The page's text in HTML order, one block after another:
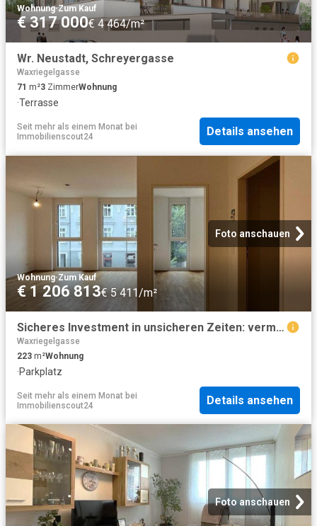
Wohnung·Zum Kauf
€ 317 000€ 4 464/m²
Wr. Neustadt, Schreyergasse
Waxriegelgasse
71 m²3 ZimmerWohnung
·Terrasse
Seit mehr als einem Monat bei
Immobilienscout24
Details ansehen
Foto anschauen
Wohnung·Zum Kauf
€ 1 206 813€ 5 411/m²
Sicheres Investment in unsicheren Zeiten: vermietetes Wohnungspaket mit 5 Einheiten + Stellplätze in Wiener Neustadt
Waxriegelgasse
223 m²Wohnung
·Parkplatz
Seit mehr als einem Monat bei
Immobilienscout24
Details ansehen
Foto anschauen